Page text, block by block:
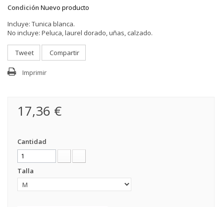
Condición Nuevo producto
Incluye: Tunica blanca.
No incluye: Peluca, laurel dorado, uñas, calzado.
Tweet Compartir
Imprimir
17,36 €
Cantidad
Talla